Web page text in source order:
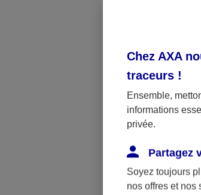
Chez AXA
traceurs !
Ensemble,
informations
privée.
Partagez
Soyez toujours
nos offres et nos